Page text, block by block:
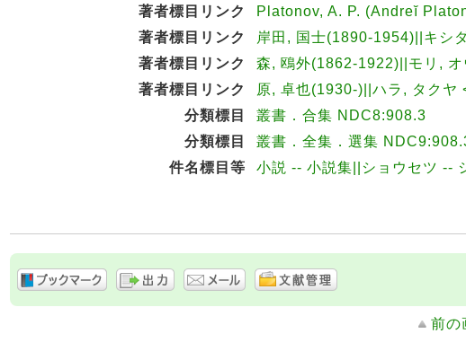
著者標目リンク
Platonov, A. P. (Andreĭ
著者標目リンク
岸田, 国士(1890-1954)||キシ
著者標目リンク
森, 鴎外(1862-1922)||モリ,
著者標目リンク
原, 卓也(1930-)||ハラ, タクヤ
分類標目
叢書．合集 NDC8:908.3
分類標目
叢書．全集．選集
件名標目等
小説 -- 小説集||ショウセツ --
前の